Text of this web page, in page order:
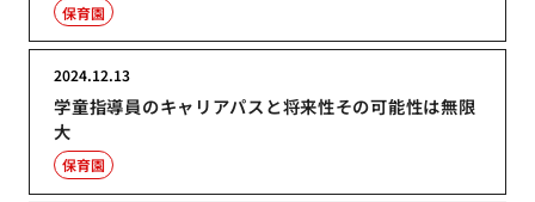
保育園
学童指導員のキャリアパスと将来性その可能性は無限
大
2024.12.13
保育園